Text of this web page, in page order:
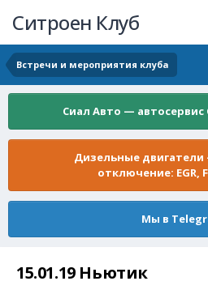
Ситроен Клуб
Встречи и мероприятия клуба
Сиал Авто —
Дизельные
отключение: EGR,
Мы в
15.01.19 Ньютик